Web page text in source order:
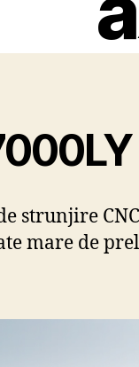
strunjire
mare de